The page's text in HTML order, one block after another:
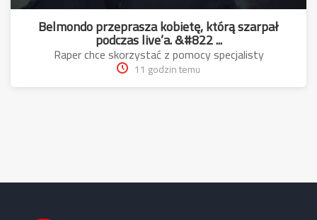
Belmondo przeprasza kobietę, którą szarpał
podczas live’a. &#822 ...
Raper chce skorzystać z pomocy specjalisty
11 godzin temu